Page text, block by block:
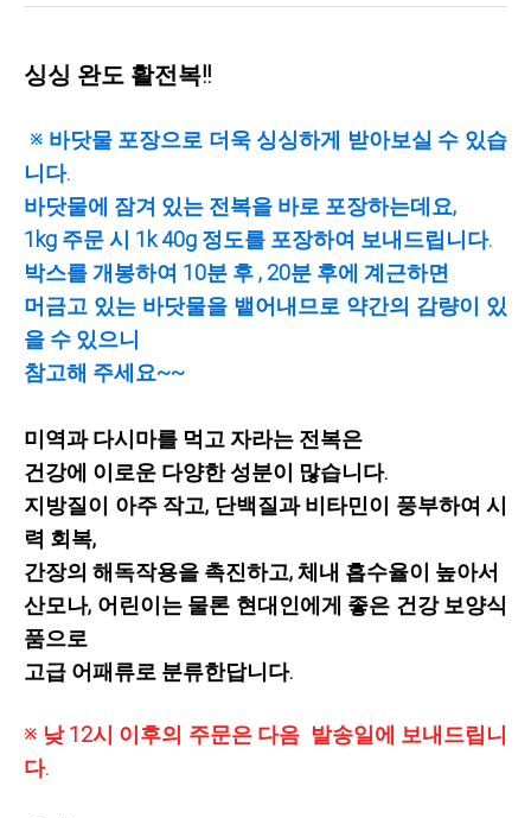
싱싱 완도 활전복!!
※ 바닷물 포장으로 더욱 싱싱하게 받아보실 수 있습
니다.
바닷물에 잠겨 있는 전복을 바로 포장하는데요,
1kg 주문 시 1k 40g 정도를 포장하여 보내드립니다.
박스를 개봉하여 10분 후 , 20분 후에 계근하면
머금고 있는 바닷물을 뱉어내므로 약간의 감량이 있
을 수 있으니
참고해 주세요~~
미역과 다시마를 먹고 자라는 전복은
건강에 이로운 다양한 성분이 많습니다.
지방질이 아주 작고, 단백질과 비타민이 풍부하여 시
력 회복,
간장의 해독작용을 촉진하고,체내 흡수율이 높아서
산모나, 어린이는 물론 현대인에게 좋은 건강 보양식
품으로
고급 어패류로 분류한답니다.
※ 낮 12시 이후의 주문은 다음 발송일에 보내드립니
다.